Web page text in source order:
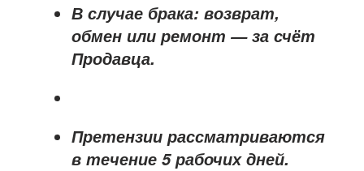
В случае брака: возврат,
обмен или ремонт —за счёт
Продавца.
Претензии рассматриваются
в течение 5 рабочих дней.